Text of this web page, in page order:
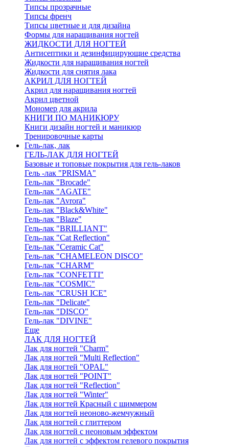
Типсы прозрачные
Типсы френч
Типсы цветные и для дизайна
Формы для наращивания ногтей
ЖИДКОСТИ ДЛЯ НОГТЕЙ
Антисептики и дезинфицирующие средства
Жидкости для наращивания ногтей
Жидкости для снятия лака
АКРИЛ ДЛЯ НОГТЕЙ
Акрил для наращивания ногтей
Акрил цветной
Мономер для акрила
КНИГИ ПО МАНИКЮРУ
Книги дизайн ногтей и маникюр
Тренировочные карты
Гель-лак, лак
ГЕЛЬ-ЛАК ДЛЯ НОГТЕЙ
Базовые и топовые покрытия для гель-лаков
Гель -лак "PRISMA"
Гель-лак "Brocade"
Гель-лак "AGATE"
Гель-лак "Avrora"
Гель-лак "Black&White"
Гель-лак "Blaze"
Гель-лак "BRILLIANT"
Гель-лак "Cat Reflection"
Гель-лак "Ceramic Cat"
Гель-лак "CHAMELEON DISCO"
Гель-лак "CHARM"
Гель-лак "CONFETTI"
Гель-лак "COSMIC"
Гель-лак "CRUSH ICE"
Гель-лак "Delicate"
Гель-лак "DISCO"
Гель-лак "DIVINE"
Еще
ЛАК ДЛЯ НОГТЕЙ
Лак для ногтей "Charm"
Лак для ногтей "Multi Reflection"
Лак для ногтей "OPAL"
Лак для ногтей "POINT"
Лак для ногтей "Reflection"
Лак для ногтей "Winter"
Лак для ногтей Красный с шиммером
Лак для ногтей неоново-жемчужный
Лак для ногтей с глиттером
Лак для ногтей с неоновым эффектом
Лак для ногтей с эффектом гелевого покрытия